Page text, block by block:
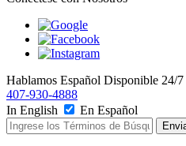
Hablamos Español Disponible 24/7
407-930-4888
In English
En Español